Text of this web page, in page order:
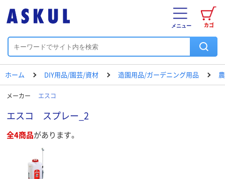
カゴ
メニュー
ホーム DIY用品/園芸/資材 造園用品/ガーデニング用品
メーカー エスコ
エスコ スプレー_2
全4商品があります。